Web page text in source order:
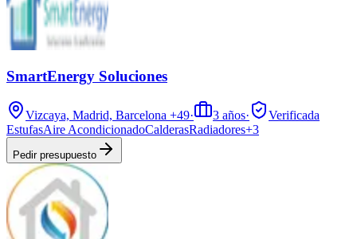
SmartEnergy Soluciones
Vizcaya, Madrid, Barcelona +49· 3 años·
Verificada
EstufasAire AcondicionadoCalderasRadiadores+3
Pedir presupuesto